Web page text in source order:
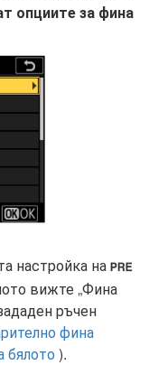
опциите за фина
настройка на L
вижте „Фина
ръчен
фина
бялото ).